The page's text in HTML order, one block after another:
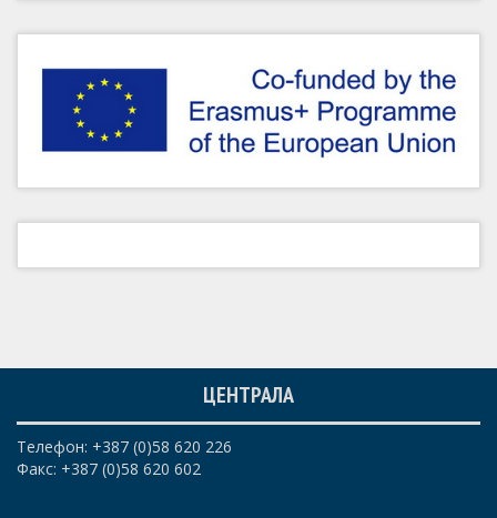
ЦЕНТРАЛА
Телефон: +387 (0)58 620 226
Факс: +387 (0)58 620 602